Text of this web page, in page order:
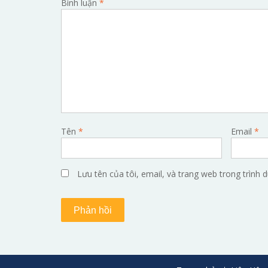
Bình luận *
Tên * Email *
Lưu tên của tôi, email, và trang web trong trình